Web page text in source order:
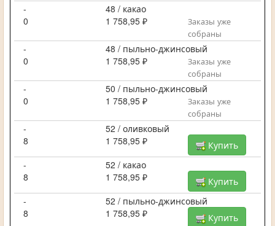
-
48 / какао
0
1 758,95 ₽
Заказы уже
собраны
-
48 / пыльно-джинсовый
0
1 758,95 ₽
Заказы уже
собраны
-
50 / пыльно-джинсовый
0
1 758,95 ₽
Заказы уже
собраны
-
52 / оливковый
8
1 758,95 ₽
Купить
-
52 / какао
8
1 758,95 ₽
Купить
-
52 / пыльно-джинсовый
8
1 758,95 ₽
Купить